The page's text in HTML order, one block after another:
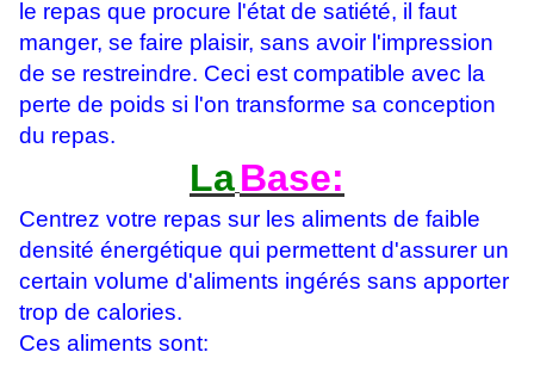
le repas que procure l'état de satiété, il faut
manger, se faire plaisir, sans avoir l'impression
de se restreindre. Ceci est compatible avec la
perte de poids si l'on transforme sa conception
du repas.
LaBase:
Centrez votre repas sur les aliments de faible
densité énergétique qui permettent d'assurer un
certain volume d'aliments ingérés sans apporter
trop de calories.
Ces aliments sont: